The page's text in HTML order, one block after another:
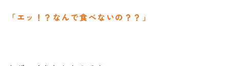
「エッ！？なんで食べないの？？」